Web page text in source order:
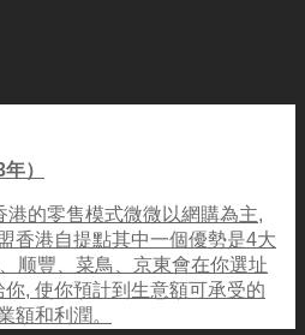
）
港的零售模式微微以網購為主,
香港自提點其中一個優勢是4大
顺豐、菜鳥、京東會在你選址
, 使你預計到生意額可承受的
額和利潤。